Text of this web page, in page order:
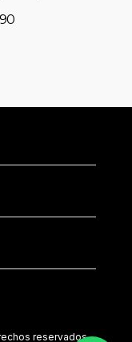
reservados.